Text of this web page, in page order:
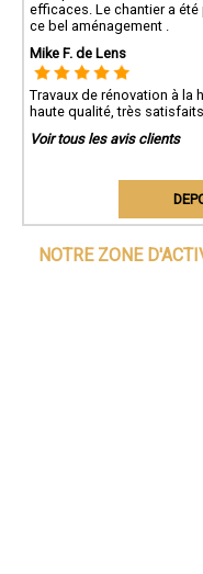
efficaces. Le chantier a
ce bel aménagement .
Mike F. de Lens
Travaux de rénovation à la
haute qualité, très
Voir tous les avis clients
NOTRE ZONE